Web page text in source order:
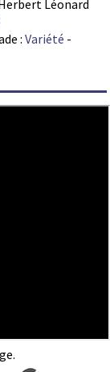
Léonard
: Variété -